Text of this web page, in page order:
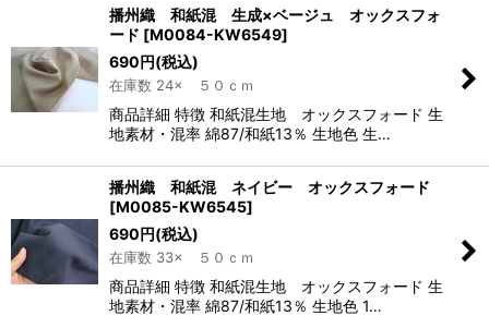
播州織 和紙混 生成×ベージュ オックスフォ
ード [M0084-KW6549]
690円(税込)
在庫数 24× ５０ｃｍ
商品詳細 特徴 和紙混生地 オックスフォード 生
地素材・混率 綿87/和紙13％ 生地色 生…
播州織 和紙混 ネイビー オックスフォード
[M0085-KW6545]
690円(税込)
在庫数 33× ５０ｃｍ
商品詳細 特徴 和紙混生地 オックスフォード 生
地素材・混率 綿87/和紙13％ 生地色 1…